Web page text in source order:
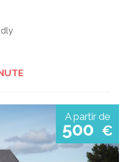
A partir de
500 €